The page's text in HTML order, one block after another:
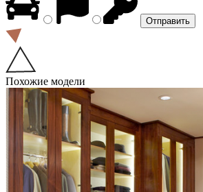
Похожие модели